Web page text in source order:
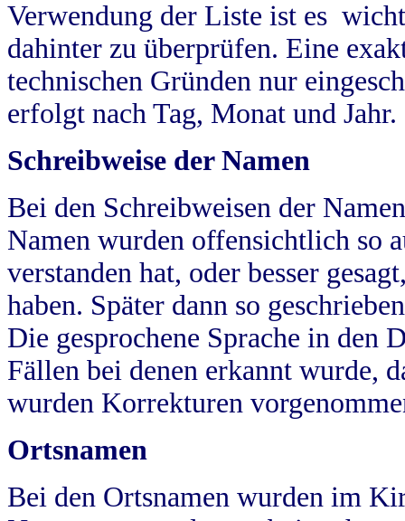
Verwendung der Liste ist es
dahinter zu überprüfen. Eine
technischen Gründen nur
erfolgt nach Tag, Monat und Jahr.
Schreibweise der Namen
Bei den Schreibweisen der
Namen wurden offensichtlich so
verstanden hat, oder besser
haben. Später dann so
Die gesprochene Sprache in
Fällen bei denen erkannt wurde,
wurden Korrekturen
Ortsnamen
Bei den Ortsnamen wurden im